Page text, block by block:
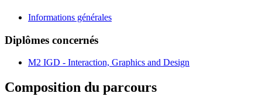
Informations générales
Diplômes concernés
M2 IGD - Interaction, Graphics and Design
Composition du parcours